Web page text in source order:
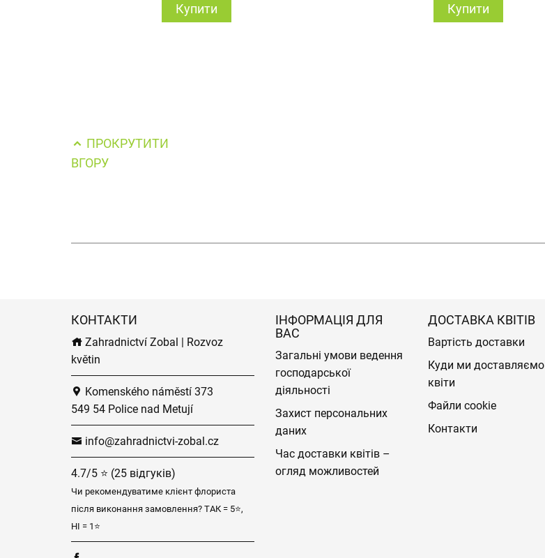
Купити
Купити
ПРОКРУТИТИ
ВГОРУ
КОНТАКТИ
Zahradnictví Zobal | Rozvoz
květin
Komenského náměstí 373
549 54 Police nad Metují
info@zahradnictvi-zobal.cz
4.7/5 ⭐ (25 відгуків)
Чи рекомендуватиме клієнт флориста
після виконання замовлення? ТАК = 5⭐,
НІ = 1⭐
ІНФОРМАЦІЯ ДЛЯ
ВАС
Загальні умови ведення
господарської
діяльності
Захист персональних
даних
Час доставки квітів –
огляд можливостей
ДОСТАВКА КВІТІВ
Вартість доставки
Куди ми доставляємо
квіти
Файли cookie
Контакти